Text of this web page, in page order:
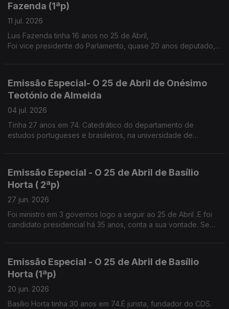
Fazenda (1ªp)
11 jul. 2026
Luis Fazenda tinha 16 anos no 25 de Abril,
Foi vice presidente do Parlamento, quase 20 anos deputado,
Emissão Especial- O 25 de Abril de Onésimo
Teotónio de Almeida
04 jul. 2026
Tinha 27 anos em 74. Catedrático do departamento de
estudos portugueses e brasileiros, na universidade de
Emissão Especial - O 25 de Abril de Basílio
Horta ( 2ªp)
27 jun. 2026
Foi ministro em 3 governos logo a seguir ao 25 de Abril .E foi
candidato presidencial há 35 anos, conta a sua vontade. Se
Emissão Especial - O 25 de Abril de Basílio
Horta (1ªp)
20 jun. 2026
Basílio Horta tinha 30 anos em 74.É jurista, fundador do CDS.